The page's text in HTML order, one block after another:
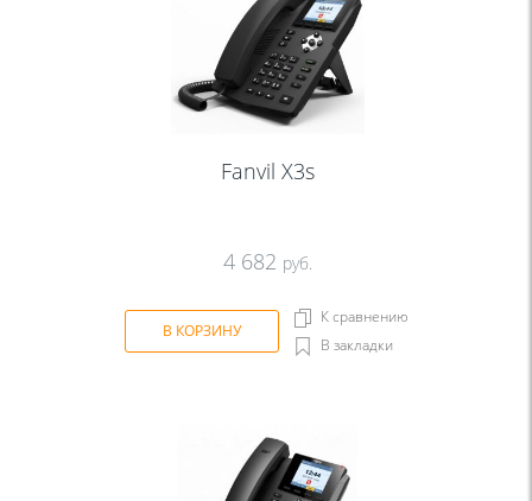
Fanvil X3s
4 682 руб.
В КОРЗИНУ
К сравнению
В закладки